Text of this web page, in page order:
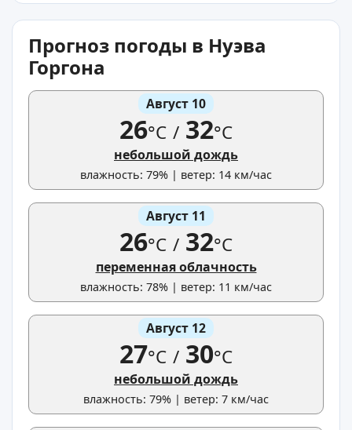
Прогноз погоды в Нуэва
Горгона
Август 10
26°C / 32°C
небольшой дождь
влажность: 79% | ветер: 14 км/час
Август 11
26°C / 32°C
переменная облачность
влажность: 78% | ветер: 11 км/час
Август 12
27°C / 30°C
небольшой дождь
влажность: 79% | ветер: 7 км/час